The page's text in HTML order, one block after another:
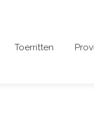
Toerritten